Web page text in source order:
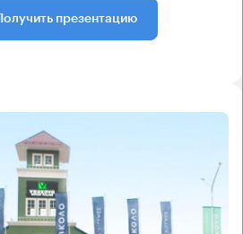
Получить презентацию